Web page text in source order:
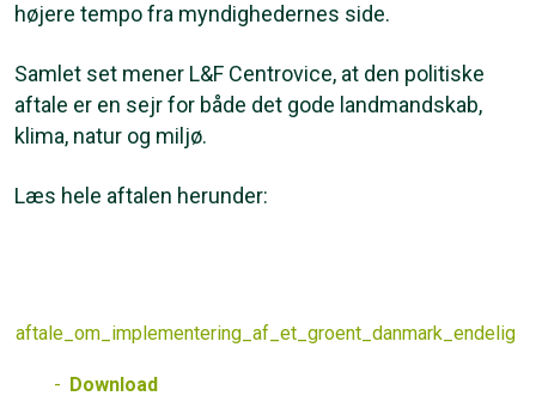
højere tempo fra myndighedernes side.
Samlet set mener L&F Centrovice, at den politiske
aftale er en sejr for både det gode landmandskab,
klima, natur og miljø.
Læs hele aftalen herunder:
aftale_om_implementering_af_et_groent_danmark_endelig
Download